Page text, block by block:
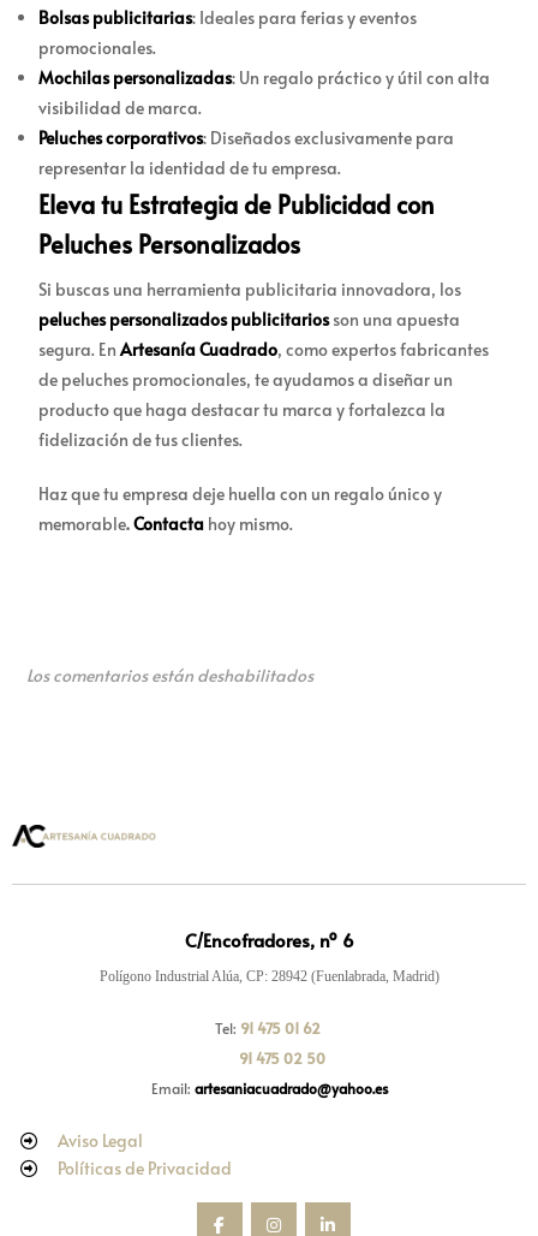
Bolsas publicitarias: Ideales para ferias y eventos
promocionales.
Mochilas personalizadas: Un regalo práctico y útil con alta
visibilidad de marca.
Peluches corporativos: Diseñados exclusivamente para
representar la identidad de tu empresa.
Eleva tu Estrategia de Publicidad con
Peluches Personalizados
Si buscas una herramienta publicitaria innovadora, los
peluches personalizados publicitariosson una apuesta
segura. EnArtesanía Cuadrado, como expertos fabricantes
de peluches promocionales, te ayudamos a diseñar un
producto que haga destacar tu marca y fortalezca la
fidelización de tus clientes.
Haz que tu empresa deje huella con un regalo único y
memorable.Contacta hoy mismo.
Los comentarios están deshabilitados
C/Encofradores, nº 6
Polígono Industrial Alúa, CP: 28942 (Fuenlabrada, Madrid)
Tel: 91 475 01 62
91 475 02 50
Email: artesaniacuadrado@yahoo.es
Aviso Legal
Políticas de Privacidad